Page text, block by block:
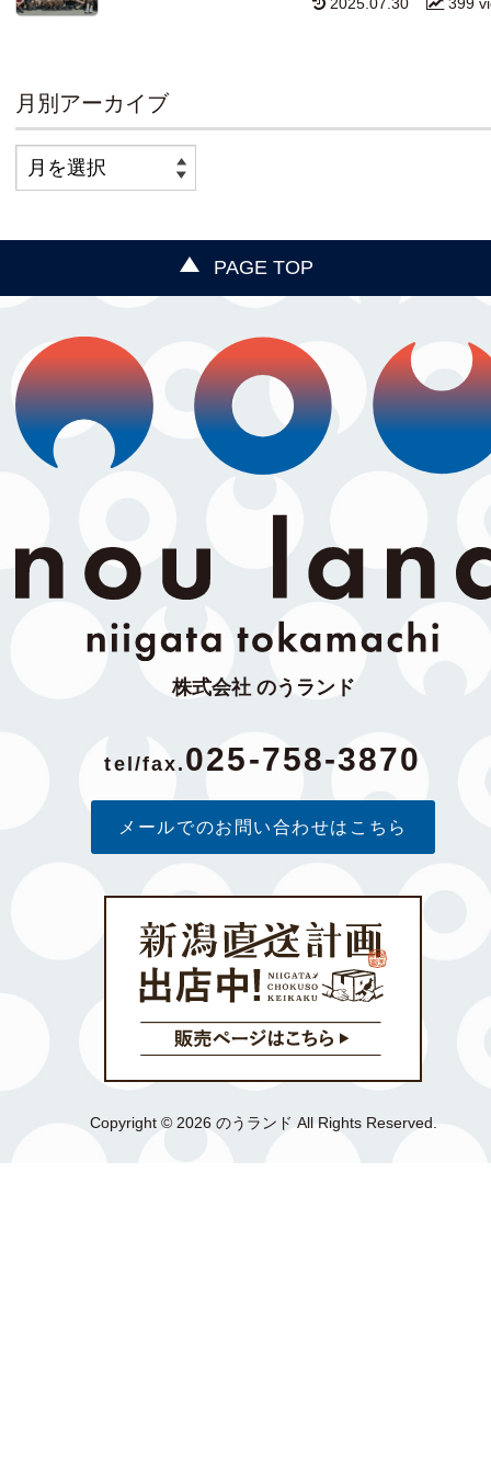
月別アーカイブ
PAGE TOP
株式会社 のうランド
tel/fax. 025-758-3870
メールでのお問い合わせはこちら
Copyright © 2026 のうランド All Rights Reserved.